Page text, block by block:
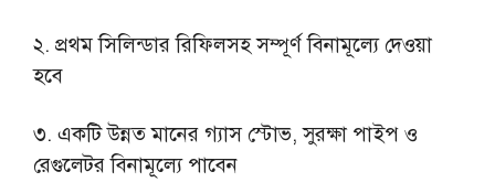
২. প্রথম সিলিন্ডার রিফিলসহ সম্পূর্ণ বিনামূল্যে দেওয়া
হবে
৩. একটি উন্নত মানের গ্যাস স্টোভ, সুরক্ষা পাইপ ও
রেগুলেটর বিনামূল্যে পাবেন